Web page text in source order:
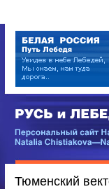
РУСЬ и ЛЕБЕДИ |
Персональный сайт
Тюменский